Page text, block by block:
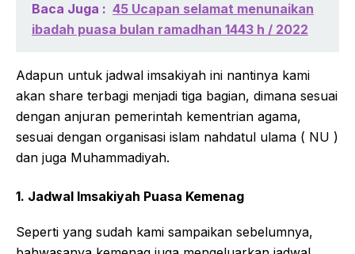
Baca Juga : 45 Ucapan selamat menunaikan
ibadah puasa bulan ramadhan 1443 h / 2022
Adapun untuk jadwal imsakiyah ini nantinya kami
akan share terbagi menjadi tiga bagian, dimana sesuai
dengan anjuran pemerintah kementrian agama,
sesuai dengan organisasi islam nahdatul ulama ( NU )
dan juga Muhammadiyah.
1. Jadwal Imsakiyah Puasa Kemenag
Seperti yang sudah kami sampaikan sebelumnya,